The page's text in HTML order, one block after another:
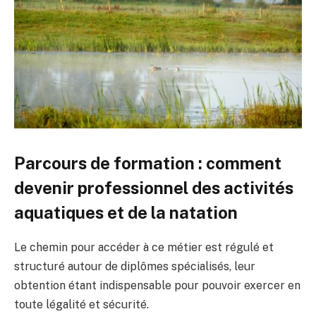
Parcours de formation : comment
devenir professionnel des activités
aquatiques et de la natation
Le chemin pour accéder à ce métier est régulé et
structuré autour de diplômes spécialisés, leur
obtention étant indispensable pour pouvoir exercer en
toute légalité et sécurité.